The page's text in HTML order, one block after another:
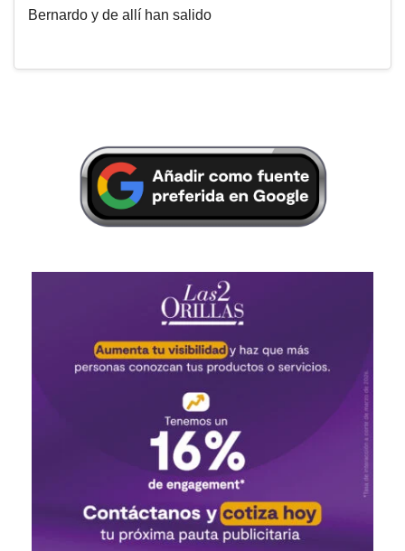
Bernardo y de allí han salido